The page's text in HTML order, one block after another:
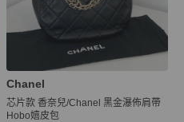
Chanel
芯片款 香奈兒/Chanel 黑金瀑佈肩帶
Hobo嬉皮包